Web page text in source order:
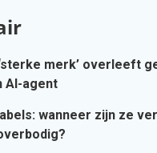
merk’ overleeft
AI-agent
wanneer zijn ze